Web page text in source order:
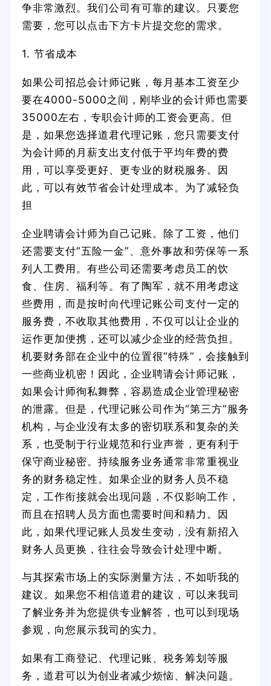
争非常激烈。我们公司有可靠的建议。只要您
需要，您可以点击下方卡片提交您的需求。
1. 节省成本
如果公司招总会计师记账，每月基本工资至少
要在4000-5000之间，刚毕业的会计师也需要
35000左右，专职会计师的工资会更高。但
是，如果您选择道君代理记账，您只需要支付
为会计师的月薪支出支付低于平均年费的费
用，可以享受更好、更专业的财税服务。因
此，可以有效节省会计处理成本。为了减轻负
担
企业聘请会计师为自己记账。除了工资，他们
还需要支付“五险一金”、意外事故和劳保等一系
列人工费用。有些公司还需要考虑员工的饮
食、住房、福利等。有了陶军，就不用考虑这
些费用，而是按时向代理记账公司支付一定的
服务费，不收取其他费用，不仅可以让企业的
运作更加便携，还可以减少企业的经营负担。
机要财务部在企业中的位置很“特殊”，会接触到
一些商业机密！因此，企业聘请会计师记账，
如果会计师徇私舞弊，容易造成企业管理秘密
的泄露。但是，代理记账公司作为“第三方”服务
机构，与企业没有太多的密切联系和复杂的关
系，也受制于行业规范和行业声誉，更有利于
保守商业秘密。持续服务业务通常非常重视业
务的财务稳定性。如果企业的财务人员不稳
定，工作衔接就会出现问题，不仅影响工作，
而且在招聘人员方面也需要时间和精力。因
此，如果代理记账人员发生变动，没有新招入
财务人员更换，往往会导致会计处理中断。
与其探索市场上的实际测量方法，不如听我的
建议。如果您不相信道君的建议，可以来我司
了解业务并为您提供专业解答，也可以到现场
参观，向您展示我司的实力。
如果有工商登记、代理记账、税务筹划等服
务，道君可以为创业者减少烦恼、解决问题。